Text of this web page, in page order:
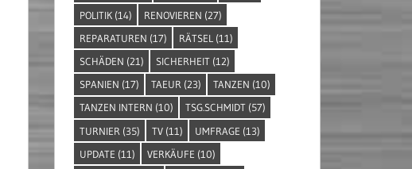
POLITIK(14) RENOVIEREN (27)
REPARATUREN (17) RÄTSEL (11)
SCHÄDEN (21) SICHERHEIT(12)
SPANIEN (17) TAEUR(23) TANZEN (10)
TANZEN INTERN (10) TSG.SCHMIDT(57)
TURNIER (35) TV(11) UMFRAGE (13)
UPDATE (11) VERKÄUFE (10)